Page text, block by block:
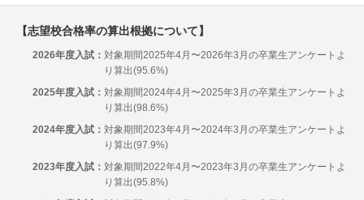
【志望校合格率の算出根拠について】
2026年度入試： 対象期間2025年4月〜2026年3月の卒業生アンケートよ
り算出(95.6%)
2025年度入試： 対象期間2024年4月〜2025年3月の卒業生アンケートよ
り算出(98.6%)
2024年度入試： 対象期間2023年4月〜2024年3月の卒業生アンケートよ
り算出(97.9%)
2023年度入試： 対象期間2022年4月〜2023年3月の卒業生アンケートよ
り算出(95.8%)